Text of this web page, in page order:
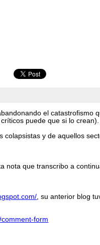
el catastrofismo
puede que si lo crean).
y de aquellos
nota que transcribo a
, su anterior blog
form